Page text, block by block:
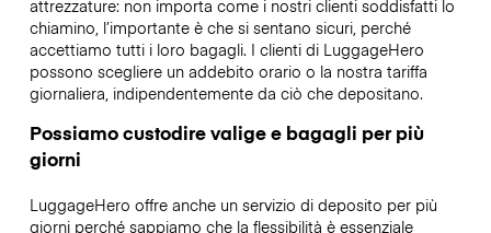
attrezzature: non importa come i nostri clienti soddisfatti lo
chiamino, l’importante è che si sentano sicuri, perché
accettiamo tutti i loro bagagli. I clienti di LuggageHero
possono scegliere un addebito orario o la nostra tariffa
giornaliera, indipendentemente da ciò che depositano.
Possiamo custodire valige e bagagli per più
giorni
LuggageHero offre anche un servizio di deposito per più
giorni perché sappiamo che la flessibilità è essenziale